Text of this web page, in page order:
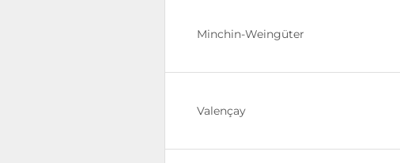
Minchin-Weingüter
Valençay